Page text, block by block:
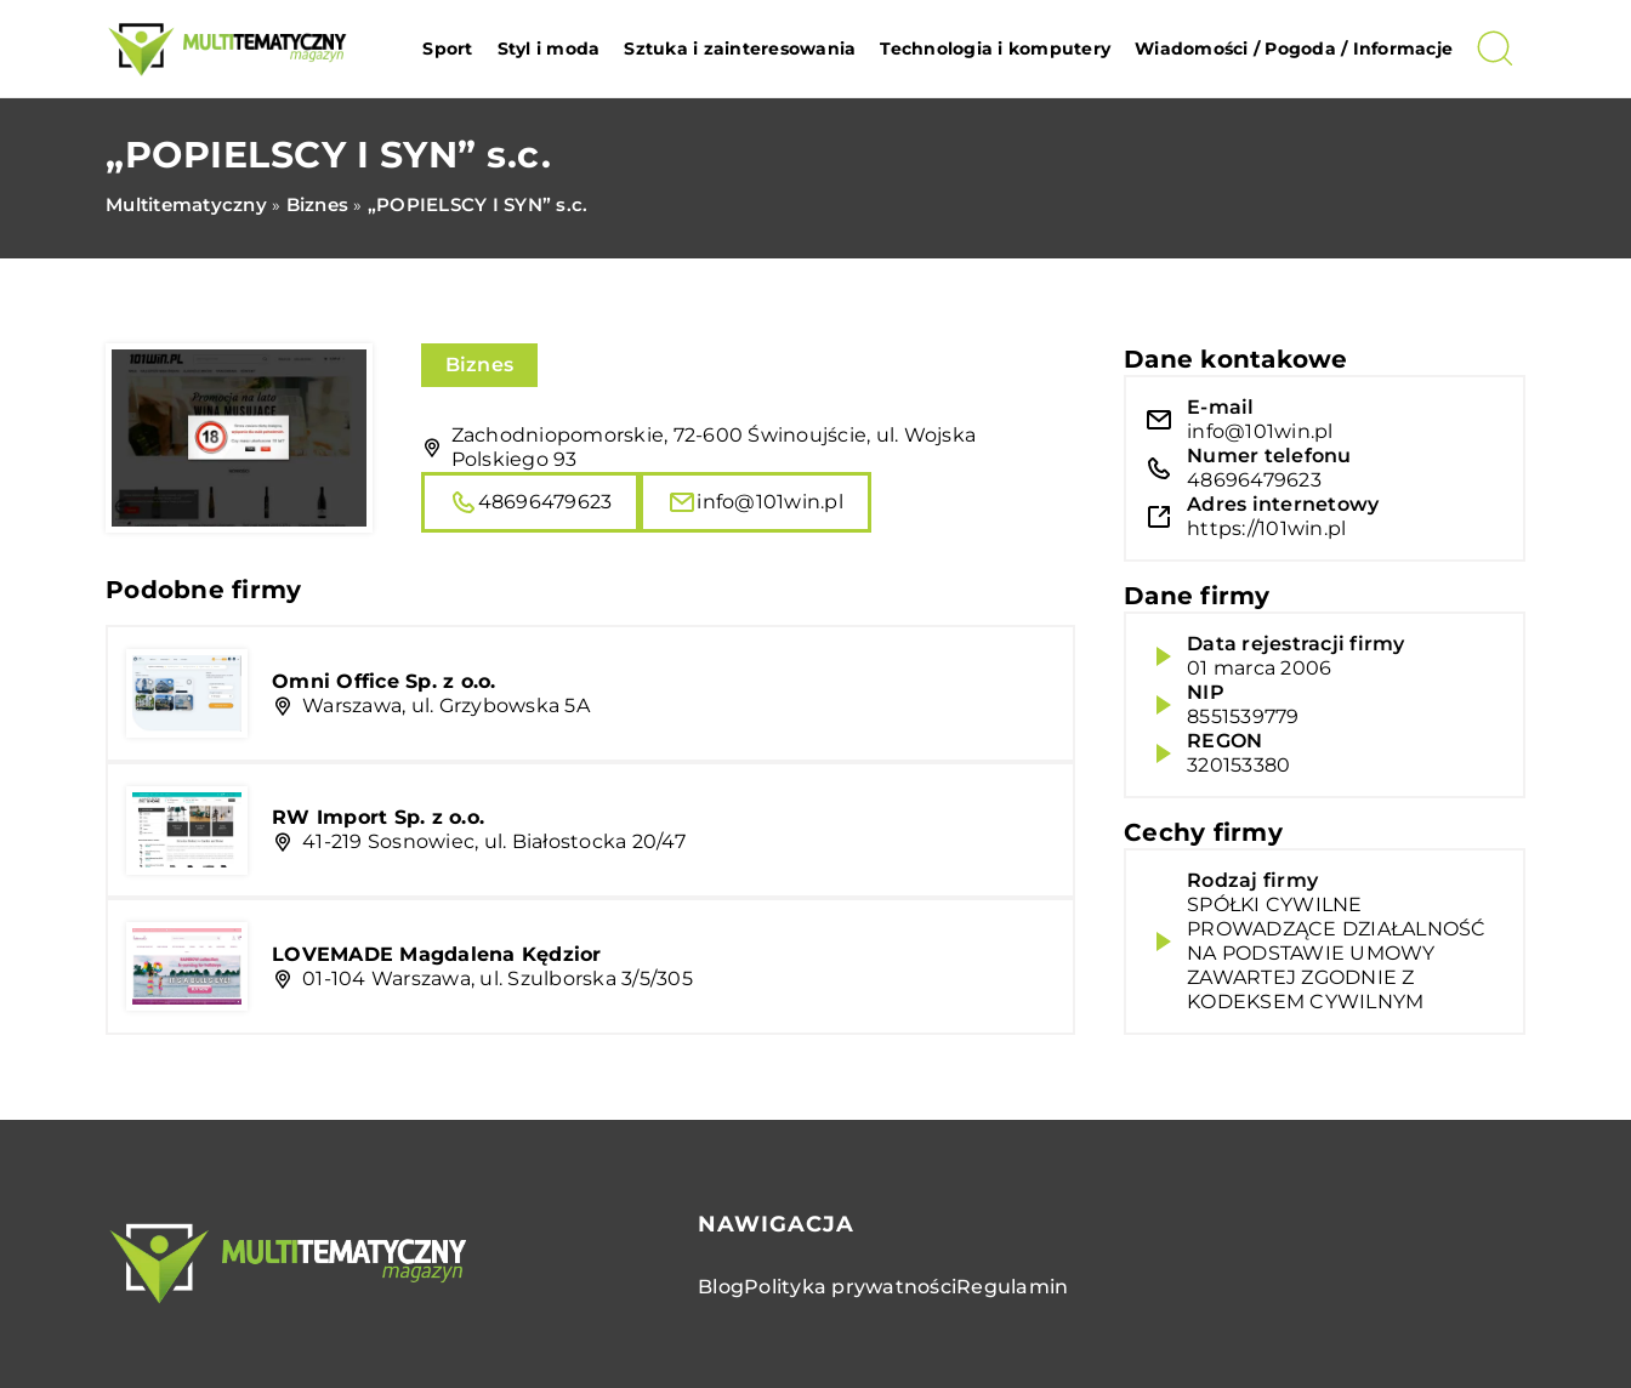
Sport Styl i moda Sztuka i zainteresowania Technologia i komputery Wiadomości / Pogoda / Informacje
„POPIELSCY I SYN” s.c.
Multitematyczny» Biznes » „POPIELSCY I SYN” s.c.
Biznes
Zachodniopomorskie, 72-600 Świnoujście, ul. Wojska
Polskiego 93
48696479623
info@101win.pl
Podobne firmy
Omni Office Sp. z o.o.
Warszawa, ul. Grzybowska 5A
RW Import Sp. z o.o.
41-219 Sosnowiec, ul. Białostocka 20/47
LOVEMADE Magdalena Kędzior
01-104 Warszawa, ul. Szulborska 3/5/305
Dane kontakowe
E-mail
info@101win.pl
Numer telefonu
48696479623
Adres internetowy
https://101win.pl
Dane firmy
Data rejestracji firmy
01 marca 2006
NIP
8551539779
REGON
320153380
Cechy firmy
Rodzaj firmy
SPÓŁKI CYWILNE
PROWADZĄCE DZIAŁALNOŚĆ
NA PODSTAWIE UMOWY
ZAWARTEJ ZGODNIE Z
KODEKSEM CYWILNYM
NAWIGACJA
BlogPolityka prywatnościRegulamin